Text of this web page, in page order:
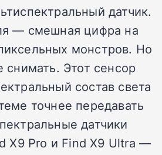
датчик.
— смешная цифра на
монстров. Но
снимать. Этот сенсор
состав света
точнее передавать
датчики
X9 Pro и Find X9 Ultra —